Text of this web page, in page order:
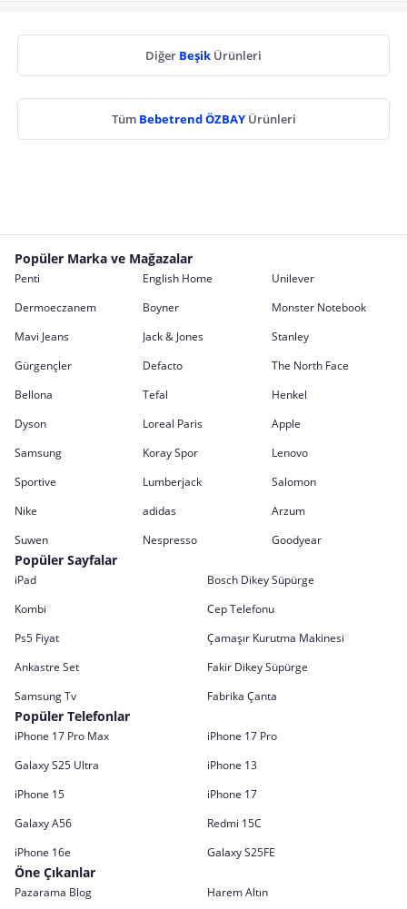
Diğer Beşik Ürünleri
Tüm Bebetrend ÖZBAY Ürünleri
Popüler Marka ve Mağazalar
Penti English Home
Unilever
Dermoeczanem
Boyner
Monster Notebook
Mavi Jeans
Jack & Jones
Stanley
Gürgençler
Defacto
The North Face
Bellona
Tefal
Henkel
Dyson
Loreal Paris
Apple
Samsung
Koray Spor
Lenovo
Sportive
Lumberjack
Salomon
Nike
adidas
Arzum
Suwen
Nespresso Goodyear
Popüler Sayfalar
iPad
Bosch Dikey Süpürge
Kombi
Cep Telefonu
Ps5 Fiyat
Çamaşır Kurutma Makinesi
Ankastre Set
Fakir Dikey Süpürge
Samsung Tv
Fabrika Çanta
Popüler Telefonlar
iPhone 17 Pro Max
iPhone 17 Pro
Galaxy S25 Ultra
iPhone 13
iPhone 15
iPhone 17
Galaxy A56
Redmi 15C
iPhone 16e
Galaxy S25FE
Öne Çıkanlar
Pazarama Blog
Harem Altın